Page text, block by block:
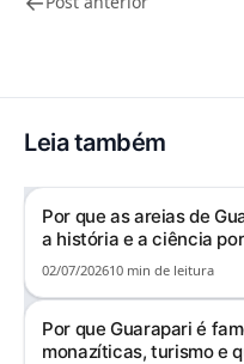
Leia também
Por que as areias de
a história e a ciência
02/07/202610 min de leitura
Por que Guarapari é
monazíticas, turismo e